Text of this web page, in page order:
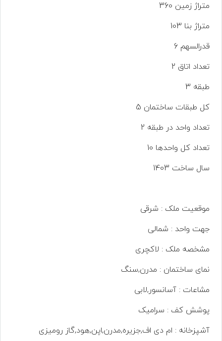
متراژ زمین 360
متراژ بنا 103
قدرالسهم 6
تعداد اتاق 2
طبقه 3
کل طبقات ساختمان 5
تعداد واحد در طبقه 2
تعداد کل واحدها 10
سال ساخت 1403
موقعیت ملک : شرقی
جهت واحد : شمالی
مشخصه ملک : لاکچری
نمای ساختمان : مدرن,سنگ
مشاعات : آسانسور,لابی
پوشش کف : سرامیک
آشپزخانه : ام دی اف,جزیره,مدرن,اپن,هود,گاز رومیزی